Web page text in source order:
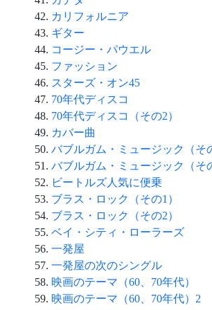
カリフォルニア
ギター
コージー・パウエル
ファッション
スターズ・オン45
70年代ディスコ
70年代ディスコ（その2）
カバー曲
バブルガム・ミュージック（そ
バブルガム・ミュージック（そ
ビートルズ人気に便乗
ブラス・ロック（その1）
ブラス・ロック（その2）
ベイ・シティ・ローラーズ
一発屋
一発屋の次のシングル
映画のテーマ（60、70年代）
映画のテーマ（60、70年代）2